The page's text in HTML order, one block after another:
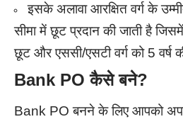
इसके अलावा आरक्षित वर्ग के
सीमा में छूट प्रदान की जाती है
छूट और एससी/एसटी वर्ग को 5 वर्ष
Bank PO कैसे बने?
Bank PO बनने के लिए आपको